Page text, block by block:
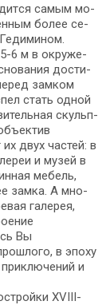
са­мым мо­
бо­лее се­
6 м в окру­же­
до­сти­
зам­ком
стать одной
скульп­
двух ча­стей: в
и му­зей в
ме­бель,
зам­ка. А мно­
га­ле­рея,
Вы
в эпо­ху
и
ХVIII-